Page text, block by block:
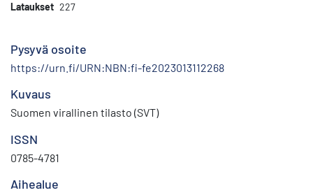
Lataukset 227
Pysyvä osoite
https://urn.fi/URN:NBN:fi-fe2023013112268
Kuvaus
Suomen virallinen tilasto (SVT)
ISSN
0785-4781
Aihealue